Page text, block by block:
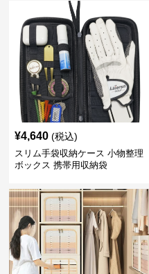
¥4,640 (税込)
スリム手袋収納ケース 小物整理
ボックス 携帯用収納袋